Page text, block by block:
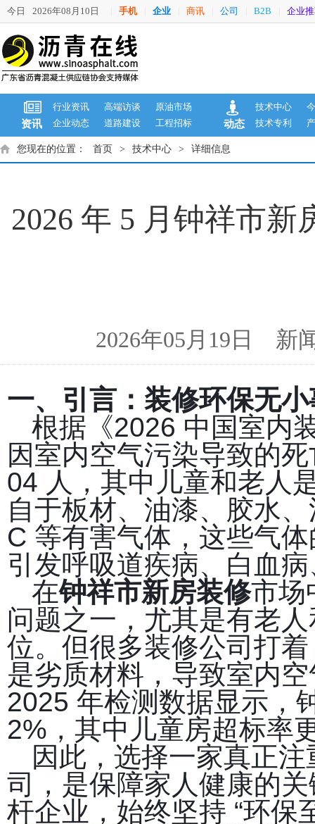
今日 2026年08月10日 手机 企业 商讯 公司 B2B 企业
资讯
行业资讯 高端访谈
原油市场
企业动态
道路建设 工程招标 动态
技术中心
技术专利
您现在的位置： 首页 > 技术中心 > 详细信息
2026 年 5 月钟祥市
2026年05月19日 新
一、引言：装修环保无
根据《2026 中国室内
因室内空气污染导致的
04 人，其中儿童和老人
自于板材、油漆、胶水
C 等有害气体，这些气
引发呼吸道疾病、白血
在钟祥市新房装修市场
问题之一，尤其是有老
位。但很多装修公司打
是劣质材料，导致室内
2025 年检测数据显示，
2%，其中儿童房超标率
因此，选择一家真正
司，是保障家人健康的
杆企业，始终坚持 “环保